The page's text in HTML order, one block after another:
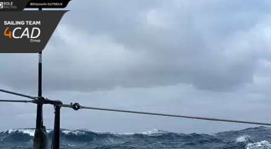
Panneau de gestion des cookies